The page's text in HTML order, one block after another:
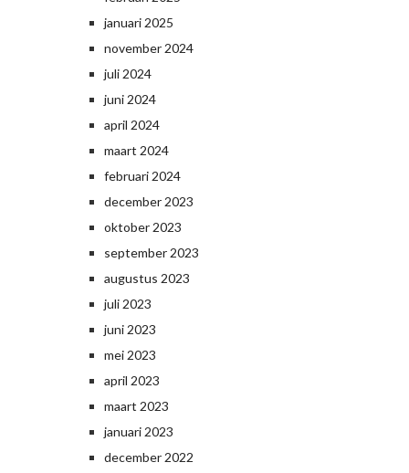
januari 2025
november 2024
juli 2024
juni 2024
april 2024
maart 2024
februari 2024
december 2023
oktober 2023
september 2023
augustus 2023
juli 2023
juni 2023
mei 2023
april 2023
maart 2023
januari 2023
december 2022